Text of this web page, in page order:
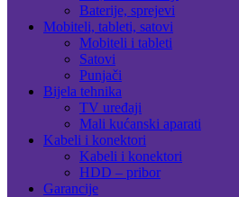
Baterije, sprejevi
Mobiteli, tableti, satovi
Mobiteli i tableti
Satovi
Punjači
Bijela tehnika
TV uređaji
Mali kućanski aparati
Kabeli i konektori
Kabeli i konektori
HDD – pribor
Garancije